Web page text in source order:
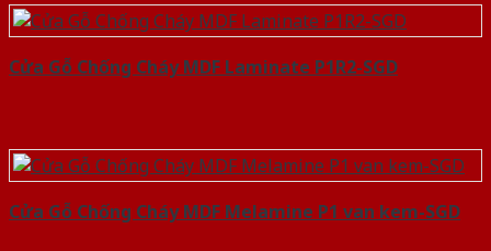
Cửa Gỗ Chống Cháy MDF Laminate P1R2-SGD
Cửa Gỗ Chống Cháy MDF Melamine P1 van kem-SGD